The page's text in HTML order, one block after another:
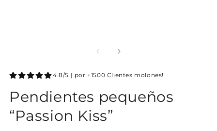
4.8/5 | por +1500 Clientes molones!
Pendientes pequeños
“Passion Kiss”